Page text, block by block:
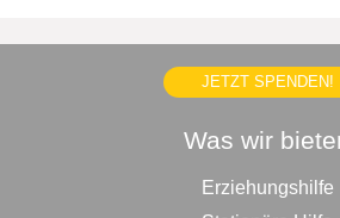
JETZT SPENDEN!
Was wir
Erziehungshilfe